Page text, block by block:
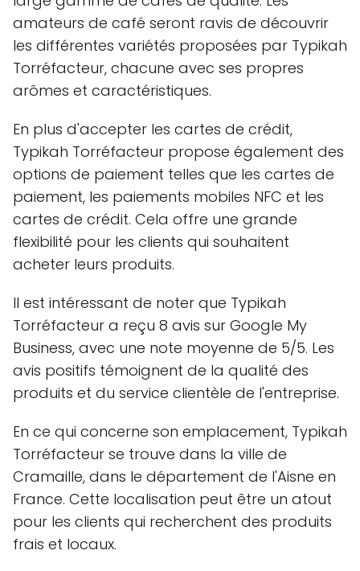
amateurs de café seront ravis de découvrir
les différentes variétés proposées par Typikah
Torréfacteur, chacune avec ses propres
arômes et caractéristiques.
En plus d'accepter les cartes de crédit,
Typikah Torréfacteur propose également des
options de paiement telles que les cartes de
paiement, les paiements mobiles NFC et les
cartes de crédit. Cela offre une grande
flexibilité pour les clients qui souhaitent
acheter leurs produits.
Il est intéressant de noter que Typikah
Torréfacteur a reçu 8 avis sur Google My
Business, avec une note moyenne de 5/5. Les
avis positifs témoignent de la qualité des
produits et du service clientèle de l'entreprise.
En ce qui concerne son emplacement, Typikah
Torréfacteur se trouve dans la ville de
Cramaille, dans le département de l'Aisne en
France. Cette localisation peut être un atout
pour les clients qui recherchent des produits
frais et locaux.